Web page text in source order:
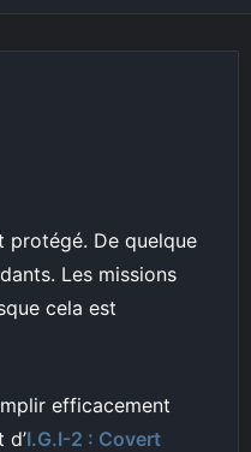
protégé. De quelque
Les missions
cela est
efficacement
I.G.I-2 : Covert